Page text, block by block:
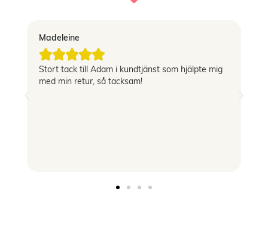
Madeleine

Stort tack till Adam i kundtjänst som hjälpte mig
med min retur, så tacksam!